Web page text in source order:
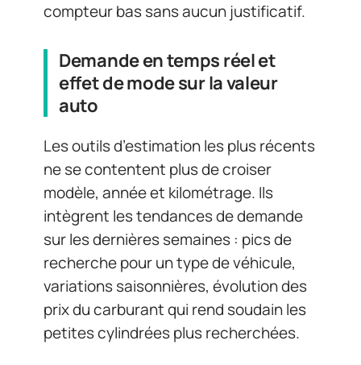
compteur bas sans aucun justificatif.
Demande en temps réel et
effet de mode sur la valeur
auto
Les outils d’estimation les plus récents
ne se contentent plus de croiser
modèle, année et kilométrage. Ils
intègrent les tendances de demande
sur les dernières semaines : pics de
recherche pour un type de véhicule,
variations saisonnières, évolution des
prix du carburant qui rend soudain les
petites cylindrées plus recherchées.